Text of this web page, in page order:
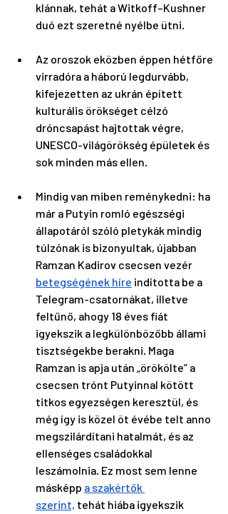
klánnak, tehát a Witkoff–Kushner
duó ezt szeretné nyélbe ütni.
Az oroszok eközben éppen hétfőre
virradóra a háború legdurvább,
kifejezetten az ukrán épített
kulturális örökséget célzó
dróncsapást hajtottak végre,
UNESCO-világörökség épületek és
sok minden más ellen.
Mindig van miben reménykedni: ha
már a Putyin romló egészségi
állapotáról szóló pletykák mindig
túlzónak is bizonyultak, újabban
Ramzan Kadirov csecsen vezér
betegségének híre indította be a
Telegram-csatornákat, illetve
feltűnő, ahogy 18 éves fiát
igyekszik a legkülönbözőbb állami
tisztségekbe berakni. Maga
Ramzan is apja után „örökölte” a
csecsen trónt Putyinnal kötött
titkos egyezségen keresztül, és
még így is közel öt évébe telt anno
megszilárdítani hatalmát, és az
ellenséges családokkal
leszámolnia. Ez most sem lenne
másképp a szakértők
szerint, tehát hiába igyekszik